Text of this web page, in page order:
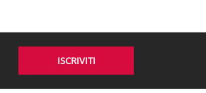
ISCRIVITI